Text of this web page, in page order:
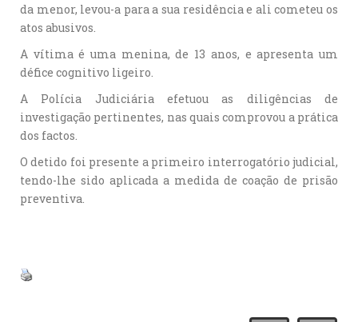
da menor, levou-a para a sua residência e ali cometeu os
atos abusivos.
A vítima é uma menina, de 13 anos, e apresenta um
défice cognitivo ligeiro.
A Polícia Judiciária efetuou as diligências de
investigação pertinentes, nas quais comprovou a prática
dos factos.
O detido foi presente a primeiro interrogatório judicial,
tendo-lhe sido aplicada a medida de coação de prisão
preventiva.